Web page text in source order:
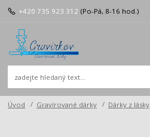
+420 735 923 312 (Po-Pá, 8-16 hod.)
Úvod Gravírované dárky Dárky z lásky